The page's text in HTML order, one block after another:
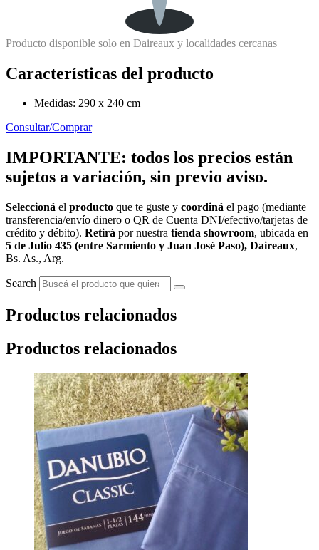
Producto disponible solo en Daireaux y localidades cercanas
Características del producto
Medidas: 290 x 240 cm
Consultar/Comprar
IMPORTANTE: todos los precios están
sujetos a variación, sin previo aviso.
Seleccioná el producto que te guste y coordiná el pago (mediante
transferencia/envío dinero o QR de Cuenta DNI/efectivo/tarjetas de
crédito y débito). Retirá por nuestra tienda showroom, ubicada en
5 de Julio 435 (entre Sarmiento y Juan José Paso), Daireaux,
Bs. As., Arg.
Search
Productos relacionados
Productos relacionados